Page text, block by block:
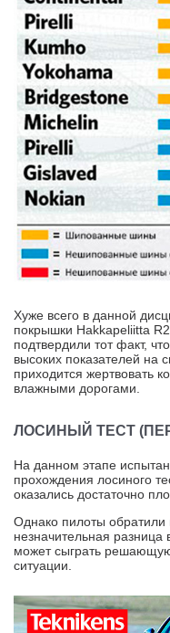
Хуже всего в данной
покрышки Hakkapeliitta
подтвердили тот факт,
высоких показателей на
приходится жертвовать
влажными дорогами.
ЛОСИНЫЙ ТЕСТ
На данном этапе
прохождения лосиного
оказались достаточно
Однако пилоты
незначительная разница
может сыграть
ситуации.